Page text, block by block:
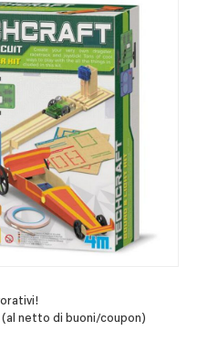
netto di buoni/coupon)